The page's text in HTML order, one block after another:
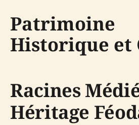
Patrimoine
Historique et
Racines
Héritage